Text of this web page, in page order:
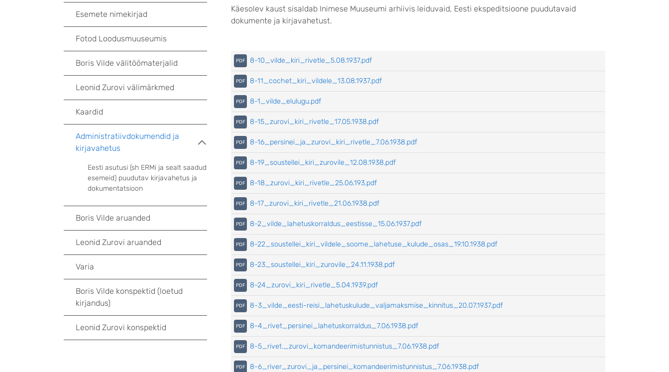
Käesolev kaust sisaldab Inimese Muuseumi arhiivis leiduvaid, Eesti ekspeditsioone puudutavaid
dokumente ja kirjavahetust.
8-10_vilde_kiri_rivetle_5.08.1937.pdf
8-11_cochet_kiri_vildele_13.08.1937.pdf
8-1_vilde_elulugu.pdf
8-15_zurovi_kiri_rivetle_17.05.1938.pdf
8-16_persinei_ja_zurovi_kiri_rivetle_7.06.1938.pdf
8-19_soustellei_kiri_zurovile_12.08.1938.pdf
8-18_zurovi_kiri_rivetle_25.06.193.pdf
8-17_zurovi_kiri_rivetle_21.06.1938.pdf
8-2_vilde_lahetuskorraldus_eestisse_15.06.1937.pdf
8-22_soustellei_kiri_vildele_soome_lahetuse_kulude_osas_19.10.1938.pdf
8-23_soustellei_kiri_zurovile_24.11.1938.pdf
8-24_zurovi_kiri_rivetle_5.04.1939.pdf
8-3_vilde_eesti-reisi_lahetuskulude_valjamaksmise_kinnitus_20.07.1937.pdf
8-4_rivet_persinei_lahetuskorraldus_7.06.1938.pdf
8-5_rivet._zurovi_komandeerimistunnistus_7.06.1938.pdf
8-6_river_zurovi_ja_persinei_komandeerimistunnistus_7.06.1938.pdf
Esemete nimekirjad
Fotod Loodusmuuseumis
Boris Vilde välitöömaterjalid
Leonid Zurovi välimärkmed
Kaardid
Administratiivdokumendid ja
kirjavahetus
Eesti asutusi (sh ERMi ja sealt saadud
esemeid) puudutav kirjavahetus ja
dokumentatsioon
Boris Vilde aruanded
Leonid Zurovi aruanded
Varia
Boris Vilde konspektid (loetud
kirjandus)
Leonid Zurovi konspektid